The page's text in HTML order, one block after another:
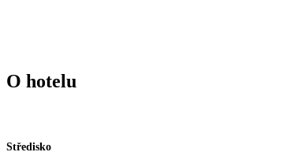
O hotelu
Středisko